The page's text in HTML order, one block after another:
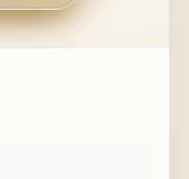
開團
嗎？